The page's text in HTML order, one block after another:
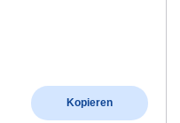
Kopieren